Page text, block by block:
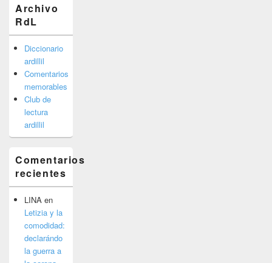
Archivo
RdL
Diccionario
ardillil
Comentarios
memorables
Club de
lectura
ardillil
Comentarios
recientes
LINA en
Letizia y la
comodidad:
declarándo
la guerra a